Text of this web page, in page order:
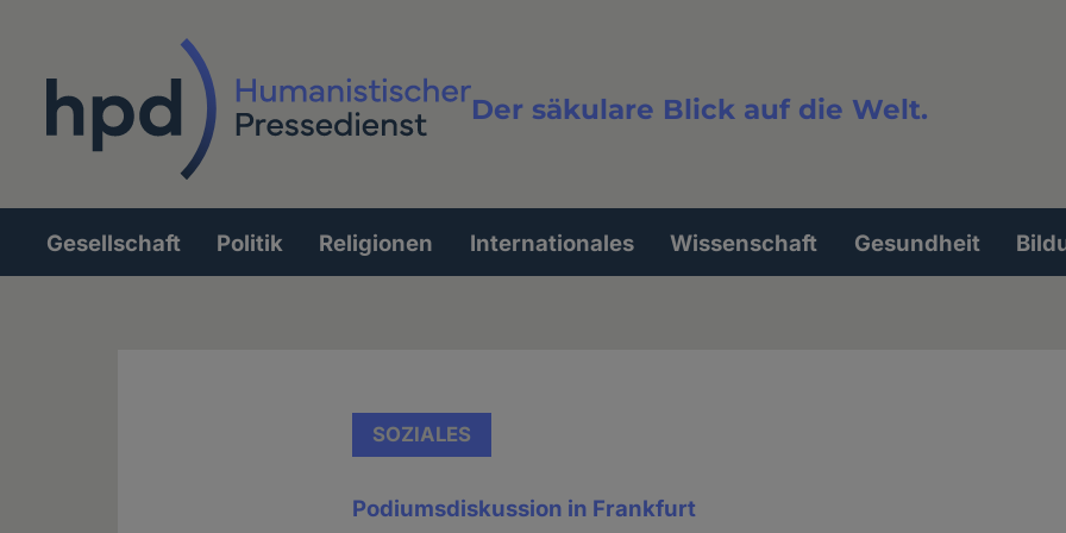
Der säkulare Blick auf die Welt.
Volltextsuche
Hauptnavigation
Gesellschaft Politik Religionen Internationales Wissenschaft Gesundheit
SOZIALES
Podiumsdiskussion in Frankfurt